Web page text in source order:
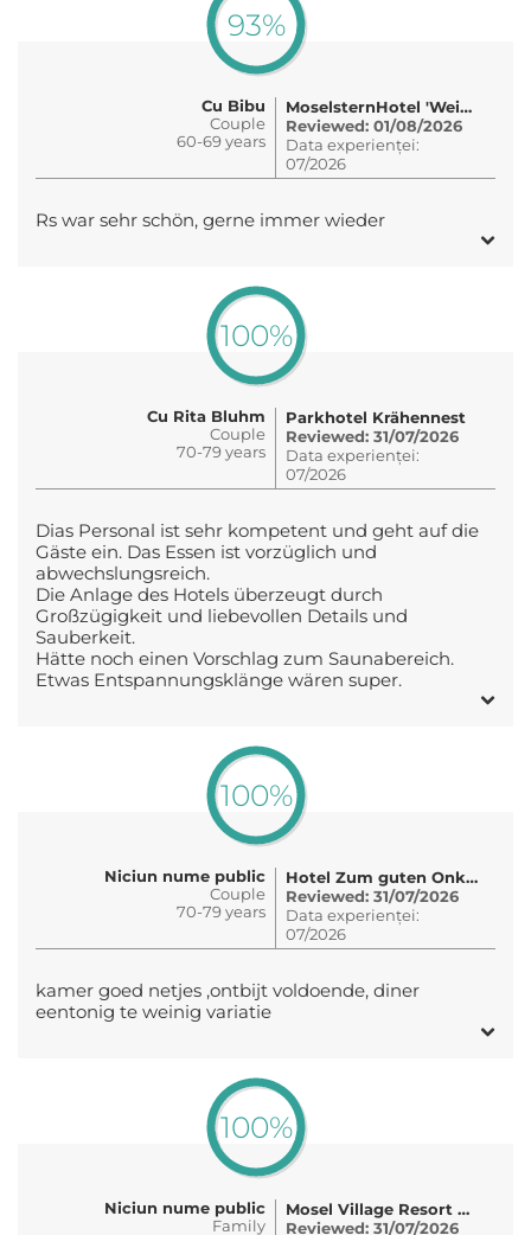
93%
Cu Bibu
Couple
60-69 years
MoselsternHotel 'Weinhaus Fuhrmann'
Reviewed: 01/08/2026
Data experienței:
07/2026
Rs war sehr schön, gerne immer wieder
100%
Cu Rita Bluhm
Couple
70-79 years
Parkhotel Krähennest
Reviewed: 31/07/2026
Data experienței:
07/2026
Dias Personal ist sehr kompetent und geht auf die
Gäste ein. Das Essen ist vorzüglich und
abwechslungsreich.
Die Anlage des Hotels überzeugt durch
Großzügigkeit und liebevollen Details und
Sauberkeit.
Hätte noch einen Vorschlag zum Saunabereich.
Etwas Entspannungsklänge wären super.
100%
Niciun nume public
Couple
70-79 years
Hotel Zum guten Onkel
Reviewed: 31/07/2026
Data experienței:
07/2026
kamer goed netjes ,ontbijt voldoende, diner
eentonig te weinig variatie
100%
Niciun nume public
Family
Mosel Village Resort e.K
Reviewed: 31/07/2026